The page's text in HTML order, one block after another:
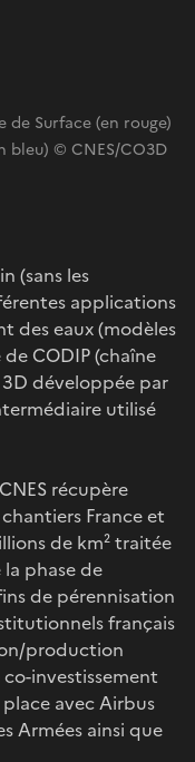
Surface (en rouge)
bleu) © CNES/CO3D
(sans les
applications
des eaux (modèles
CODIP (chaîne
développée par
utilisé
récupère
France et
de km² traitée
phase de
de pérennisation
français
production
investissement
avec Airbus
Armées ainsi que